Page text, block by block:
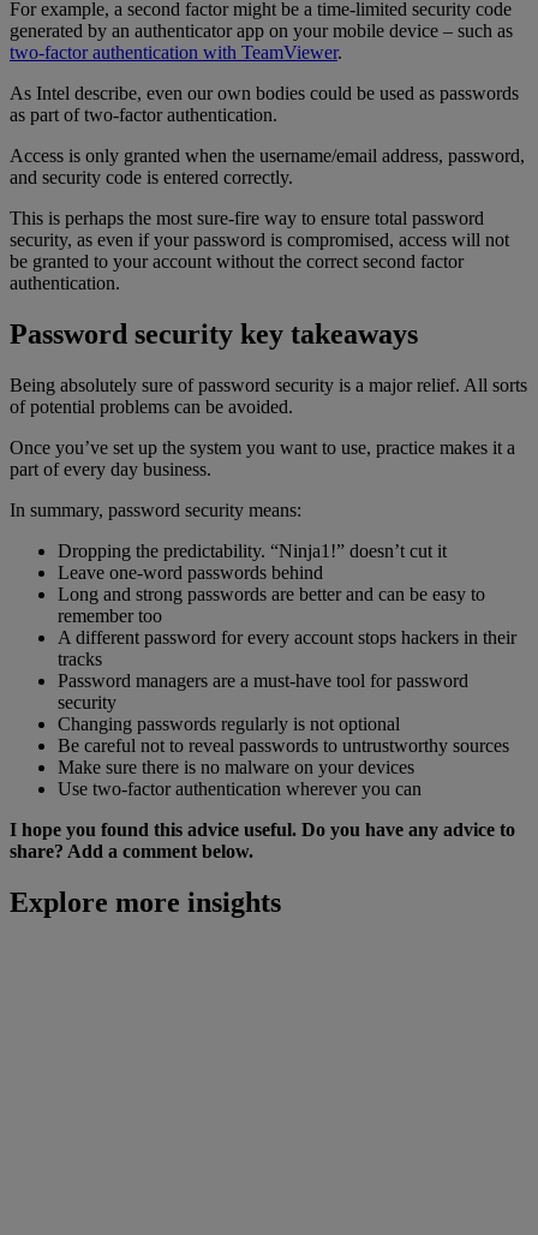
For example, a second factor might be a time-limited security code
generated by an authenticator app on your mobile device – such as
two-factor authentication with TeamViewer.
As Intel describe, even our own bodies could be used as passwords
as part of two-factor authentication.
Access is only granted when the username/email address, password,
and security code is entered correctly.
This is perhaps the most sure-fire way to ensure total password
security, as even if your password is compromised, access will not
be granted to your account without the correct second factor
authentication.
Password security key takeaways
Being absolutely sure of password security is a major relief. All sorts
of potential problems can be avoided.
Once you’ve set up the system you want to use, practice makes it a
part of every day business.
In summary, password security means:
Dropping the predictability. “Ninja1!” doesn’t cut it
Leave one-word passwords behind
Long and strong passwords are better and can be easy to
remember too
A different password for every account stops hackers in their
tracks
Password managers are a must-have tool for password
security
Changing passwords regularly is not optional
Be careful not to reveal passwords to untrustworthy sources
Make sure there is no malware on your devices
Use two-factor authentication wherever you can
I hope you found this advice useful. Do you have any advice to
share? Add a comment below.
Explore more insights